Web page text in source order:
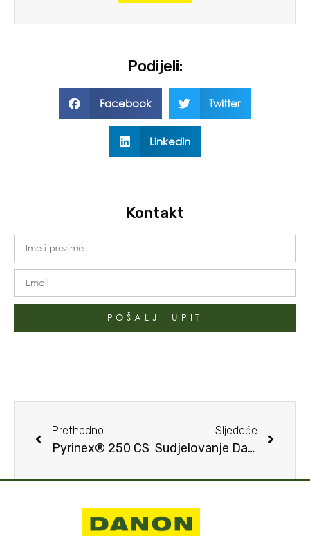
Podijeli:
Facebook Twitter
LinkedIn
Kontakt
POŠALJI UPIT
Prethodno
Pyrinex® 250 CS
Sljedeće
Sudjelovanje Danon d.o.o na 61. seminaru biljne zaštite u Opatiji